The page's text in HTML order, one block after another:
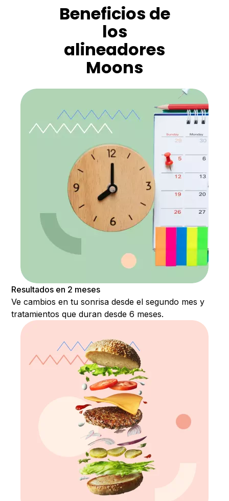
Beneficios de
los
alineadores
Moons
Resultados en 2 meses
Ve cambios en tu sonrisa desde el segundo mes y
tratamientos que duran desde 6 meses.